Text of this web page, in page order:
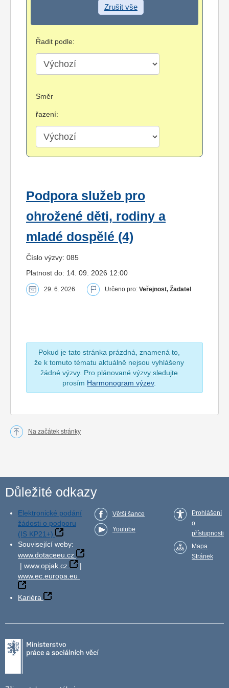
Zrušit vše
Řadit podle:
Směr
řazení:
Podpora služeb pro
ohrožené děti, rodiny a
mladé dospělé (4)
Číslo výzvy: 085
Platnost do: 14. 09. 2026 12:00
29. 6. 2026 Určeno pro: Veřejnost, Žadatel
Pokud je tato stránka prázdná, znamená to,
že k tomuto tématu aktuálně nejsou vyhlášeny
žádné výzvy. Pro plánované výzvy sledujte
prosím Harmonogram výzev.
Na začátek stránky
Důležité odkazy
Elektronické podání
žádosti o podporu
(IS KP21+)
Související weby:
www.dotaceeu.cz
| www.opjak.cz
|
www.ec.europa.eu
Kariéra
Větší šance
Youtube
Prohlášení
o
přístupnosti
Mapa
Stránek